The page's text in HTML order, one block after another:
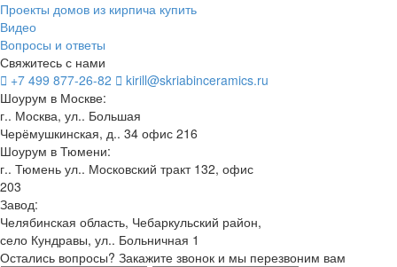
Проекты домов из кирпича купить
Видео
Вопросы и ответы
Свяжитесь с нами
+7 499 877-26-82
kirill@skriabinceramics.ru
Шоурум в Москве:
г.. Москва, ул.. Большая
Черёмушкинская, д.. 34 офис 216
Шоурум в Тюмени:
г.. Тюмень ул.. Московский тракт 132, офис
203
Завод:
Челябинская область, Чебаркульский район,
село Кундравы, ул.. Больничная 1
Остались вопросы? Закажите звонок и мы перезвоним вам